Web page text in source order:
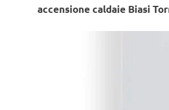
accensione caldaie Biasi